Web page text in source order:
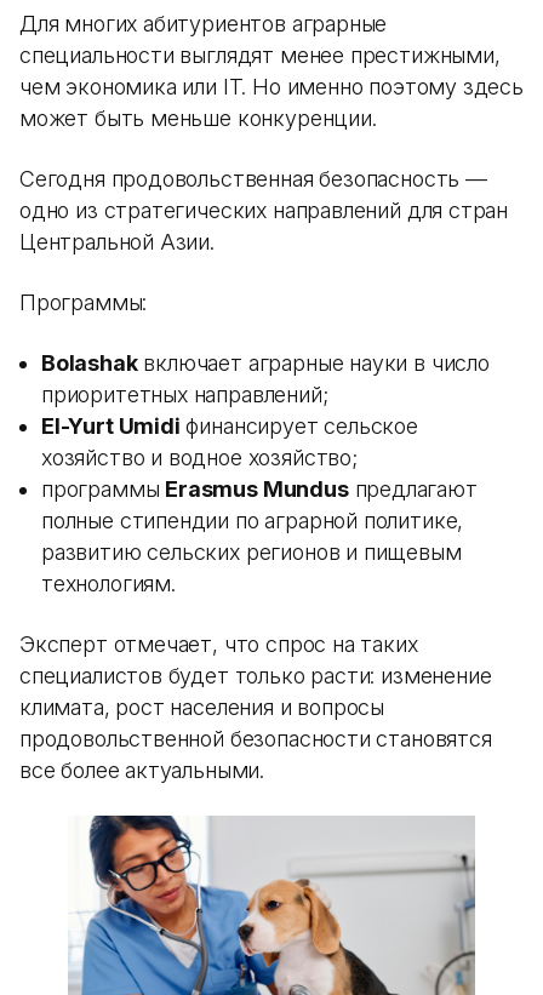
Для многих абитуриентов аграрные
специальности выглядят менее престижными,
чем экономика или IT. Но именно поэтому здесь
может быть меньше конкуренции.
Сегодня продовольственная безопасность —
одно из стратегических направлений для стран
Центральной Азии.
Программы:
Bolashakвключает аграрные науки в число
приоритетных направлений;
El-Yurt Umidi финансирует сельское
хозяйство и водное хозяйство;
программы Erasmus Mundusпредлагают
полные стипендии по аграрной политике,
развитию сельских регионов и пищевым
технологиям.
Эксперт отмечает, что спрос на таких
специалистов будет только расти: изменение
климата, рост населения и вопросы
продовольственной безопасности становятся
все более актуальными.